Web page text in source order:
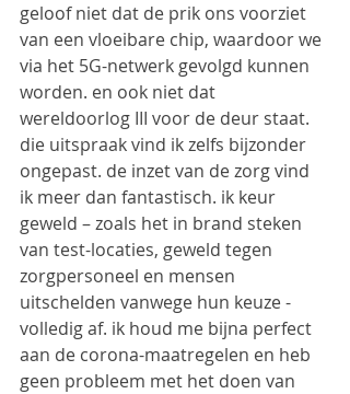
geloof niet dat de prik ons voorziet
van een vloeibare chip, waardoor we
via het 5G-netwerk gevolgd kunnen
worden. en ook niet dat
wereldoorlog III voor de deur staat.
die uitspraak vind ik zelfs bijzonder
ongepast. de inzet van de zorg vind
ik meer dan fantastisch. ik keur
geweld – zoals het in brand steken
van test-locaties, geweld tegen
zorgpersoneel en mensen
uitschelden vanwege hun keuze -
volledig af. ik houd me bijna perfect
aan de corona-maatregelen en heb
geen probleem met het doen van